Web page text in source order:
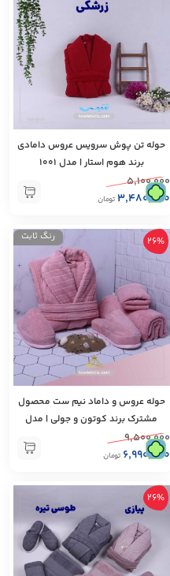
+
حوله تن پوش سرویس عروس دامادی
برند هوم استار | مدل 1001
۵,۱۰۰,۰۰۰
۳,۴۸۰,۰۰۰ تومان
رنگ‌ ثابت
+
26%
حوله عروس‌ و داماد نیم ست محصول
مشترک برند کوتون و جولی | مدل
۹,۵۰۰,۰۰۰
۶,۹۹۰,۰۰۰ تومان
26%